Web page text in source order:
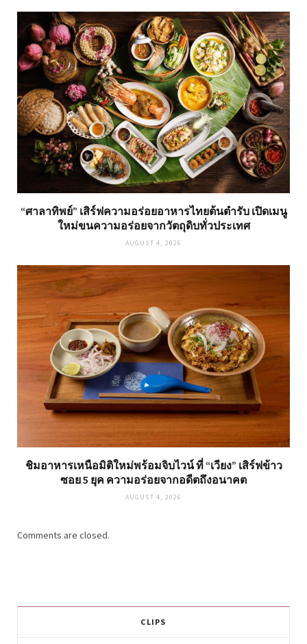
“ศาลาทิพย์” เสิร์ฟความอร่อยอาหารไทยต้นตำรับ เปิดเมนู
ใหม่ขนความอร่อยจากวัตถุดิบทั่วประเทศ
AUGUST 4, 2026
ชิมอาหารเหนือมิติใหม่พร้อมจิบไวน์ ที่ “เวียง” เสิร์ฟข้าว
ซอย 5 ยุค ความอร่อยจากอดีตถึงอนาคต
AUGUST 4, 2026
Comments are closed.
CLIPS